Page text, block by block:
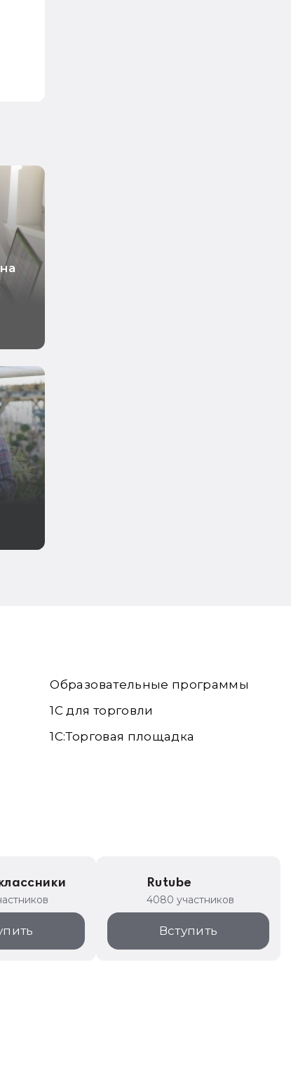
Образовательные программы
1С для торговли
1С:Торговая площадка
Rutube
4080 участников
Вступить